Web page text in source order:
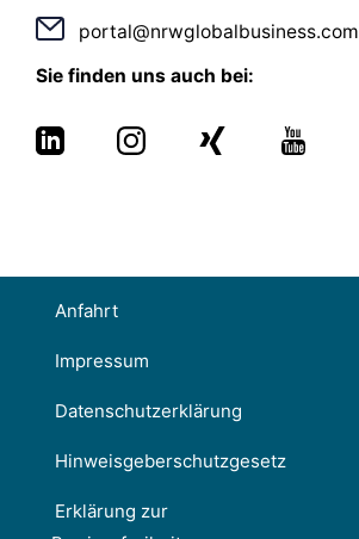
portal@nrwglobalbusiness.com
Sie finden uns auch bei:
Anfahrt
Impressum
Datenschutzerklärung
Hinweisgeberschutzgesetz
Erklärung zur